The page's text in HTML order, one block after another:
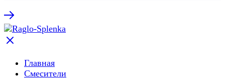
Главная
Смесители